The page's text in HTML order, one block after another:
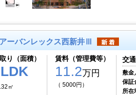
ーバンレックス西新井Ⅲ
り（面積）
㎡
賃料（管理費等）
11.2万円
（ 5000円）
交通
敷金
保証
所在